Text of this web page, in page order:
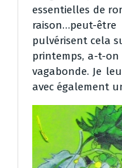
essentielles de
raison…peut-
pulvérisent cela
printemps, a-t-
vagabonde. Je
avec également